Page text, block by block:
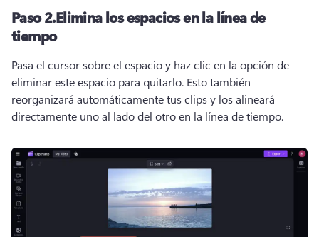
Paso 2.Elimina los espacios en la línea de
tiempo
Pasa el cursor sobre el espacio y haz clic en la opción de
eliminar este espacio para quitarlo. Esto también
reorganizará automáticamente tus clips y los alineará
directamente uno al lado del otro en la línea de tiempo.